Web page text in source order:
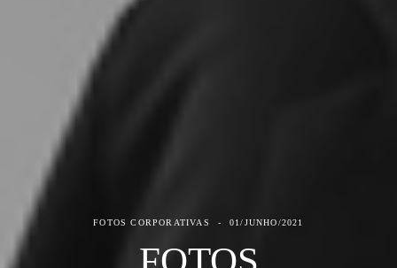
FOTOS CORPORATIVAS 01/JUNHO/2021